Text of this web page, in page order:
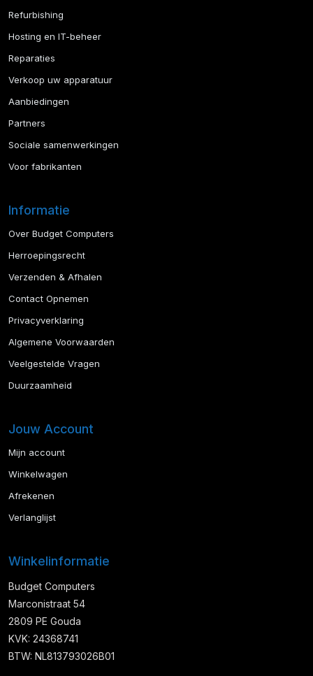
Refurbishing
Hosting en IT-beheer
Reparaties
Verkoop uw apparatuur
Aanbiedingen
Partners
Sociale samenwerkingen
Voor fabrikanten
Informatie
Over Budget Computers
Herroepingsrecht
Verzenden & Afhalen
Contact Opnemen
Privacyverklaring
Algemene Voorwaarden
Veelgestelde Vragen
Duurzaamheid
Jouw Account
Mijn account
Winkelwagen
Afrekenen
Verlanglijst
Winkelinformatie
Budget Computers
Marconistraat 54
2809 PE Gouda
KVK: 24368741
BTW: NL813793026B01